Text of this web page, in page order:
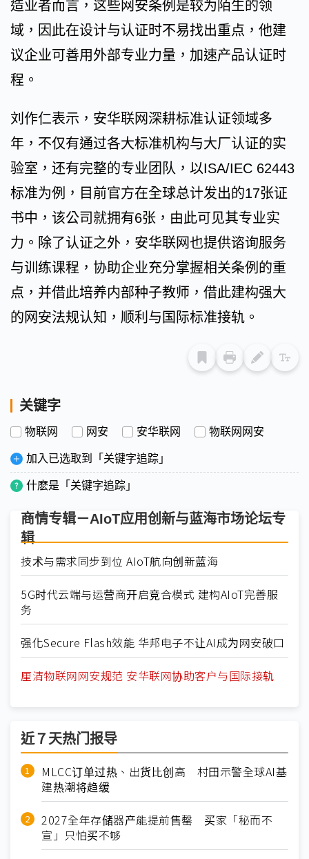
造业者而言，这些网安条例是较为陌生的领
域，因此在设计与认证时不易找出重点，他建
议企业可善用外部专业力量，加速产品认证时
程。
刘作仁表示，安华联网深耕标准认证领域多
年，不仅有通过各大标准机构与大厂认证的实
验室，还有完整的专业团队，以ISA/IEC 62443
标准为例，目前官方在全球总计发出的17张证
书中，该公司就拥有6张，由此可见其专业实
力。除了认证之外，安华联网也提供谘询服务
与训练课程，协助企业充分掌握相关条例的重
点，并借此培养内部种子教师，借此建构强大
的网安法规认知，顺利与国际标准接轨。
关键字
物联网 网安 安华联网 物联网网安
加入已选取到「关键字追踪」
什麽是「关键字追踪」
商情专辑－AIoT应用创新与蓝海市场论坛专
辑
技术与需求同步到位 AIoT航向创新蓝海
5G时代云端与运营商开启竞合模式 建构AIoT完善服
务
强化Secure Flash效能 华邦电子不让AI成为网安破口
厘清物联网网安规范 安华联网协助客户与国际接轨
近７天热门报导
MLCC订单过热、出货比创高 村田示警全球AI基
建热潮将趋缓
2027全年存储器产能提前售罄 买家「秘而不
宣」只怕买不够